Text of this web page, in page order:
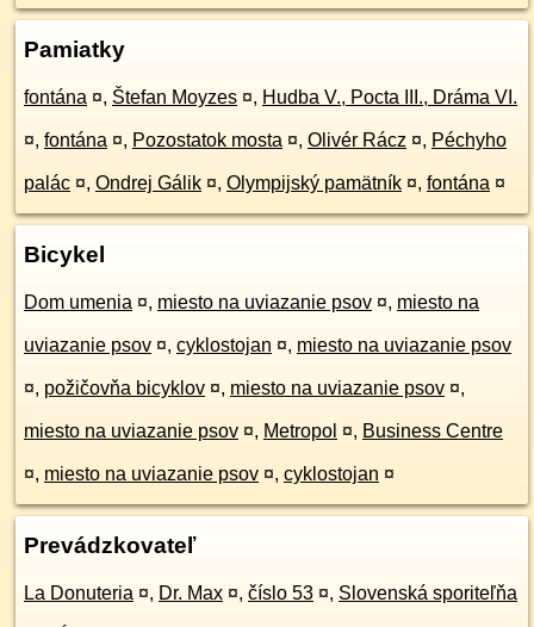
Pamiatky
fontána ¤, Štefan Moyzes ¤, Hudba V., Pocta III., Dráma VI.
¤, fontána ¤, Pozostatok mosta ¤, Olivér Rácz ¤, Péchyho
palác ¤, Ondrej Gálik ¤, Olympijský pamätník ¤, fontána ¤
Bicykel
Dom umenia ¤, miesto na uviazanie psov ¤, miesto na
uviazanie psov ¤, cyklostojan ¤, miesto na uviazanie psov
¤, požičovňa bicyklov ¤, miesto na uviazanie psov ¤,
miesto na uviazanie psov ¤, Metropol ¤, Business Centre
¤, miesto na uviazanie psov ¤, cyklostojan ¤
Prevádzkovateľ
La Donuteria ¤, Dr. Max ¤, číslo 53 ¤, Slovenská sporiteľňa